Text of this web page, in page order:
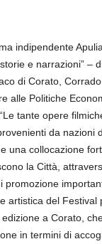
indipendente
e narrazioni” –
di Corato,
alle Politiche
Le tante opere
da nazioni
una collocazione
la Città,
promozione
artistica del Festival
a Corato,
in termini di